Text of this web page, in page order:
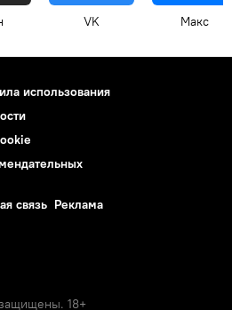
VK Макс
использования
связь Реклама
18+